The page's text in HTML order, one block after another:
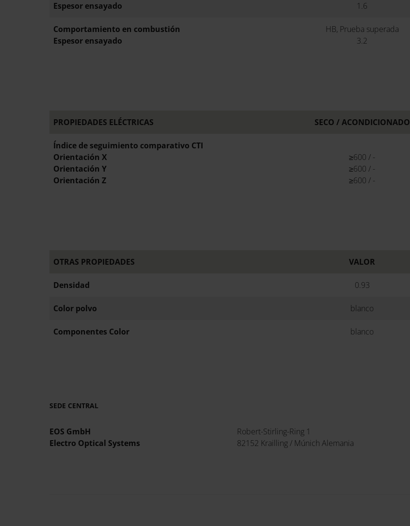
Espesor ensayado
1.6
Comportamiento en combustión
Espesor ensayado
HB, Prueba superada
3.2
PROPIEDADES ELÉCTRICAS SECO / ACONDICIONADO
Índice de seguimiento comparativo CTI
Orientación X
Orientación Y
Orientación Z
≥600 / -
≥600 / -
≥600 / -
OTRAS PROPIEDADES VALOR
Densidad 0.93
Color polvo blanco
Componentes Color blanco
SEDE CENTRAL
EOS GmbH
Electro Optical Systems
Robert-Stirling-Ring 1
82152 Krailling / Múnich Alemania